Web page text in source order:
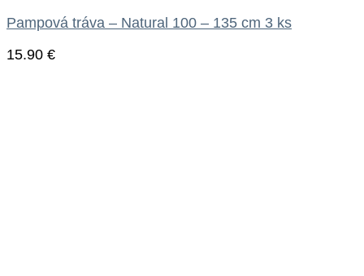
Pampová tráva – Natural 100 – 135 cm 3 ks
15.90 €